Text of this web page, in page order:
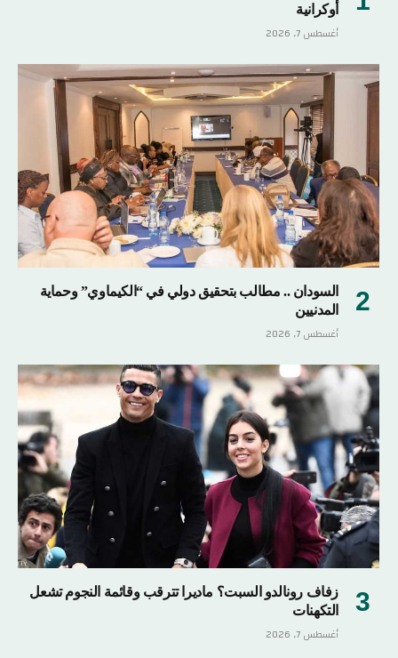
أوكرانية
أغسطس 7, 2026
السودان .. مطالب بتحقيق دولي في “الكيماوي” وحماية
المدنيين
أغسطس 7, 2026
زفاف رونالدو السبت؟ ماديرا تترقب وقائمة النجوم تشعل
التكهنات
أغسطس 7, 2026